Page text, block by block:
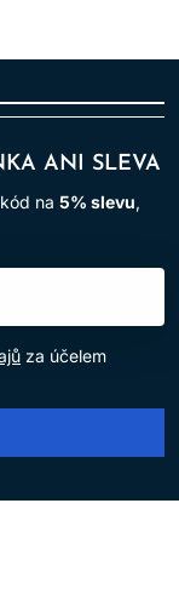
vyhovuje. Při
je.
OD
působení, ale
ANI SLEVA
na 5% slevu,
za účelem